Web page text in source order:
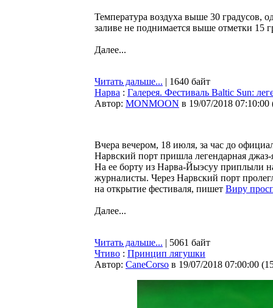
Температура воздуха выше 30 градусов,
заливе не поднимается выше отметки 15
Далее...
Читать дальше... | 1640 байт
Нарва : Галерея. Фестиваль Baltic Sun:
Автор: MONMOON в 19/07/2018 07:10:00
Вчера вечером, 18 июля, за час до
Нарвский порт пришла легендарная
На ее борту из Нарва-Йыэсуу приплыли
журналисты. Через Нарвский порт
на открытие фестиваля, пишет Виру
Далее...
Читать дальше... | 5061 байт
Чтиво : Принцип лягушки
Автор: CaneCorso в 19/07/2018 07:00:00 (